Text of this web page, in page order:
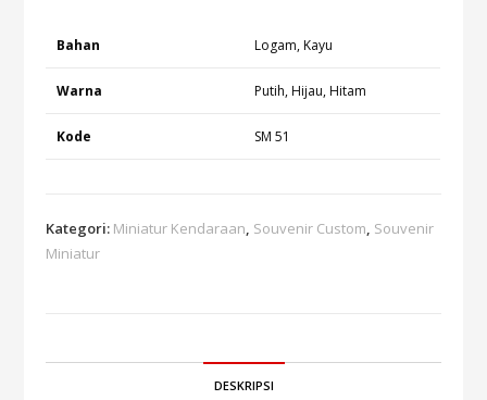
Bahan Logam, Kayu
Warna Putih, Hijau, Hitam
Kode SM 51
Kategori: Miniatur Kendaraan, Souvenir Custom, Souvenir
Miniatur
DESKRIPSI